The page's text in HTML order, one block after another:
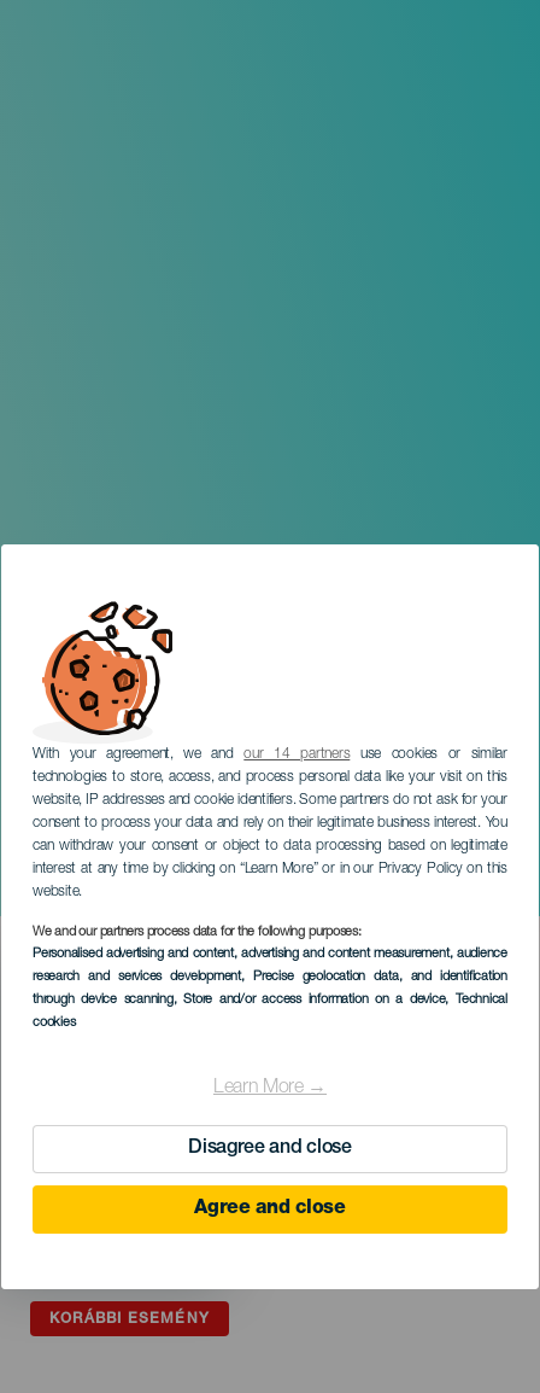
With your agreement, we andour 14 partnersuse cookies or similar
technologies to store, access, and process personal data like your visit on this
website, IP addresses and cookie identifiers. Some partners do not ask for your
consent to process your data and rely on their legitimate business interest. You
can withdraw your consent or object to data processing based on legitimate
interest at any time by clicking on “Learn More” or in our Privacy Policy on this
website.
We and our partners process data for the following purposes:
Personalised advertising and content, advertising and content measurement, audience
research and services development, Precise geolocation data, and identification
through device scanning, Store and/or access information on a device, Technical
cookies
Learn More →
Disagree and close
Agree and close
Feid. Ferxxo Nitro Jam Tour
GRAN CANARIA
Imagen
Listado
KORÁBBI ESEMÉNY